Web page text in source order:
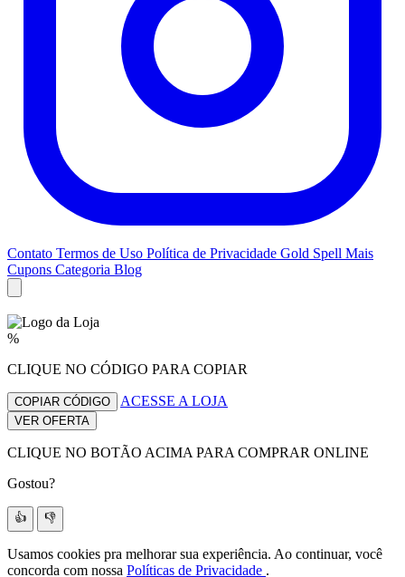
Contato Termos de Uso Política de Privacidade Gold Spell Mais
Cupons Categoria Blog
%
CLIQUE NO CÓDIGO PARA COPIAR
COPIAR CÓDIGO ACESSE A LOJA
VER OFERTA
CLIQUE NO BOTÃO ACIMA PARA COMPRAR ONLINE
Gostou?
👍 👎
Usamos cookies pra melhorar sua experiência. Ao continuar, você
concorda com nossa Políticas de Privacidade .